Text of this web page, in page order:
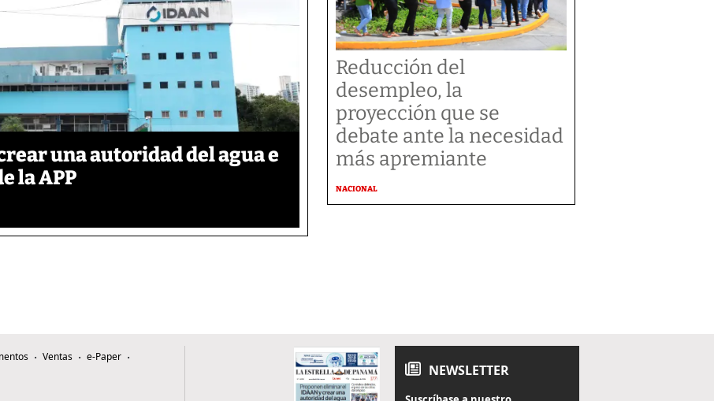
una autoridad del agua e
la APP
Reducción del
desempleo, la
proyección que se
debate ante la necesidad
más apremiante
NACIONAL
Ventas
e-Paper
NEWSLETTER